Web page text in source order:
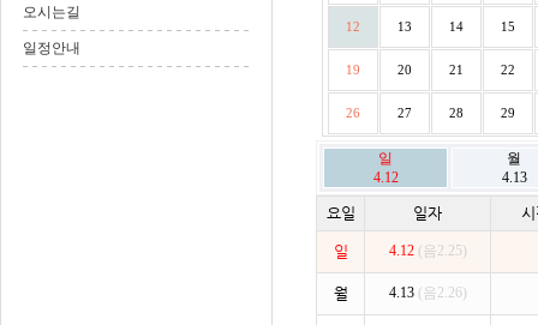
오시는길
일정안내
12 13 14 15
19 20 21 22
26 27 28 29
일
4.12
월
4.13
요일 일자
일 4.12 (음2.25)
월 4.13 (음2.26)